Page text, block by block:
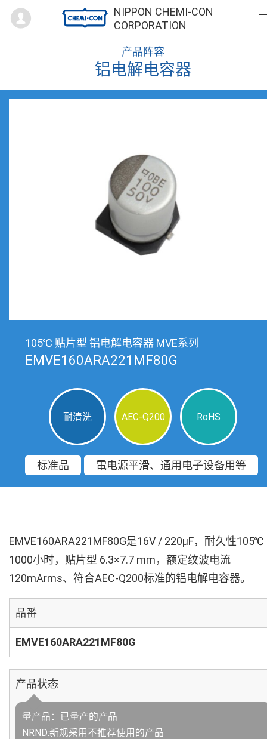
NIPPON CHEMI-CON
CORPORATION
Mypage
产品阵容
铝电解电容器
105℃ 贴片型 铝电解电容器 MVE系列
EMVE160ARA221MF80G
耐清洗 AEC-Q200 RoHS
标准品 電电源平滑、通用电子设备用等
EMVE160ARA221MF80G是16V / 220µF，耐久性105℃
1000小时，贴片型 6.3×7.7 mm，额定纹波电流
120mArms、符合AEC-Q200标准的铝电解电容器。
品番
EMVE160ARA221MF80G
产品状态
量产品：已量产的产品
NRND:新规采用不推荐使用的产品